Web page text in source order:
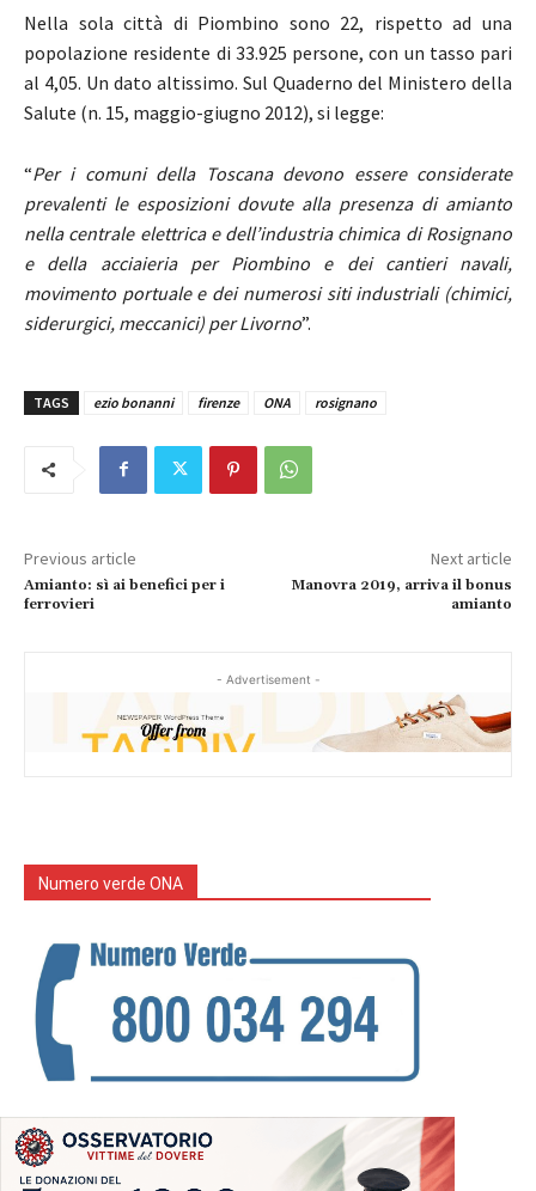
Nella sola città di Piombino sono 22, rispetto ad una
popolazione residente di 33.925 persone, con un tasso pari
al 4,05. Un dato altissimo. Sul Quaderno del Ministero della
Salute (n. 15, maggio-giugno 2012), si legge:
“Per i comuni della Toscana devono essere considerate
prevalenti le esposizioni dovute alla presenza di amianto
nella centrale elettrica e dell’industria chimica di Rosignano
e della acciaieria per Piombino e dei cantieri navali,
movimento portuale e dei numerosi siti industriali (chimici,
siderurgici, meccanici) per Livorno”.
TAGS ezio bonanni firenze ONA rosignano
Previous article
Amianto: sì ai benefici per i
ferrovieri
Next article
Manovra 2019, arriva il bonus
amianto
- Advertisement -
Numero verde ONA